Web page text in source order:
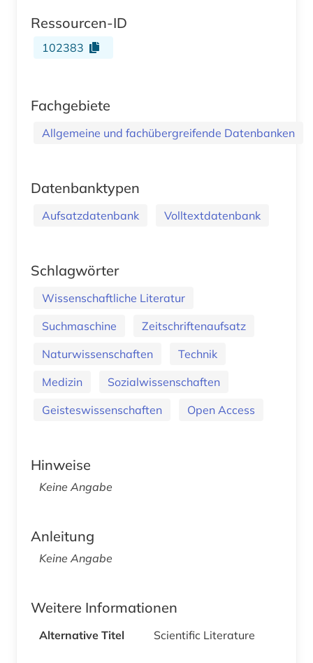
Ressourcen-ID
102383
Fachgebiete
Allgemeine und fachübergreifende Datenbanken
Datenbanktypen
Aufsatzdatenbank Volltextdatenbank
Schlagwörter
Wissenschaftliche Literatur
Suchmaschine
Zeitschriftenaufsatz
Naturwissenschaften
Technik
Medizin
Sozialwissenschaften
Geisteswissenschaften
Open Access
Hinweise
Keine Angabe
Anleitung
Keine Angabe
Weitere Informationen
Alternative Titel Scientific Literature